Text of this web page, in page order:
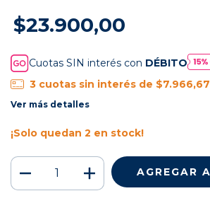
$23.900,00
Cuotas SIN interés con DÉBITO
3 cuotas sin interés de $7.966,67
Ver más detalles
¡Solo quedan 2 en stock!